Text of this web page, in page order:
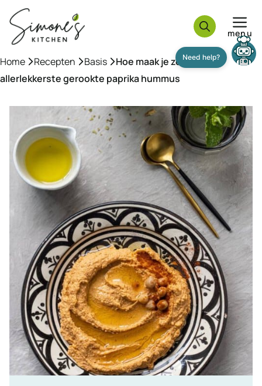
naar
inhoud
menu
Home »Recepten »Basis »Hoe maak je zelf de
allerlekkerste gerookte paprika hummus
Need help?